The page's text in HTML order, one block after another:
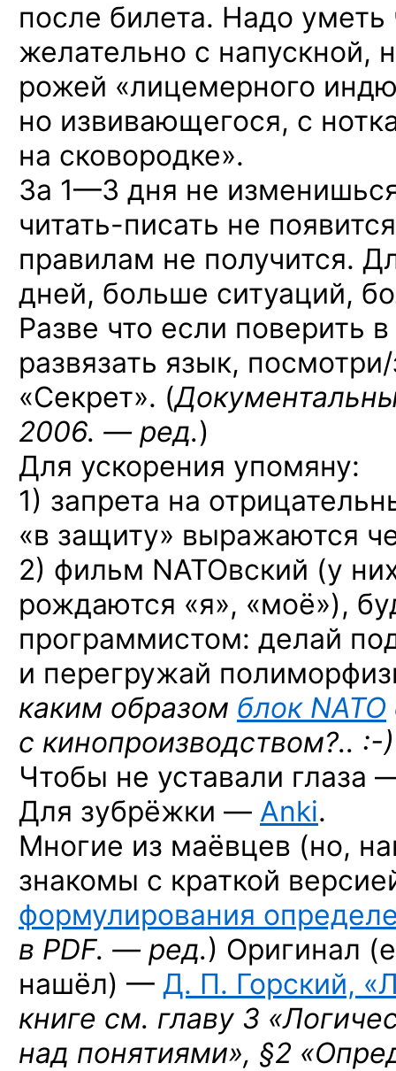
после билета. Надо уметь
желательно с напускной,
рожей «лицемерного
но извивающегося, с
на сковородке».
За 1—3 дня не
читать-писать не
правилам не получится.
дней, больше ситуаций,
Разве что если поверить
развязать язык,
«Секрет». (
2006. — ред.)
Для ускорения упомяну:
1) запрета на
«в защиту» выражаются
2) фильм NATOвский (у
рождаются «я», «моё»),
программистом: делай
и перегружай
каким образом блок NATO
с кинопроизводством?..
Чтобы не уставали глаза
Для зубрёжки — Anki.
Многие из маёвцев (но,
знакомы с краткой
формулирования
в PDF. — ред.) Оригинал
нашёл) — Д. П. Горский,
книге см. главу 3
над понятиями», §2